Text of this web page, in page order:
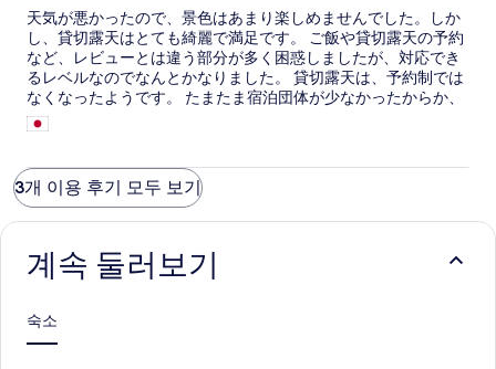
天気が悪かったので、景色はあまり楽しめませんでした。しか
し、貸切露天はとても綺麗で満足です。 ご飯や貸切露天の予約
など、レビューとは違う部分が多く困惑しましたが、対応でき
るレベルなのでなんとかなりました。 貸切露天は、予約制では
なくなったようです。 たまたま宿泊団体が少なかったからか、
待つことなく入れましたが、混雑する時期は貸切露天に入らな
い方も出てしまうのでは無いかと少し心配です
3개 이용 후기 모두 보기
계속 둘러보기
숙소